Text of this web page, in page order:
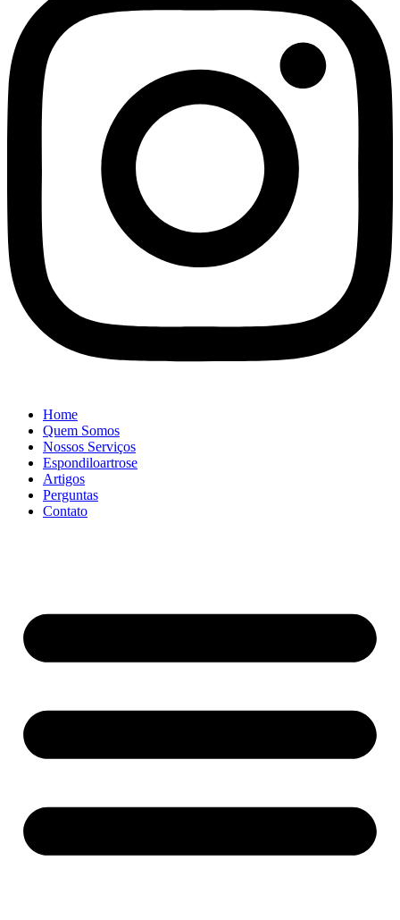
Home
Quem Somos
Nossos Serviços
Espondiloartrose
Artigos
Perguntas
Contato